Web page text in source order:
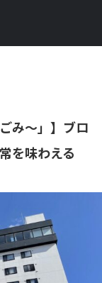
み〜」】ブロ
を味わえる